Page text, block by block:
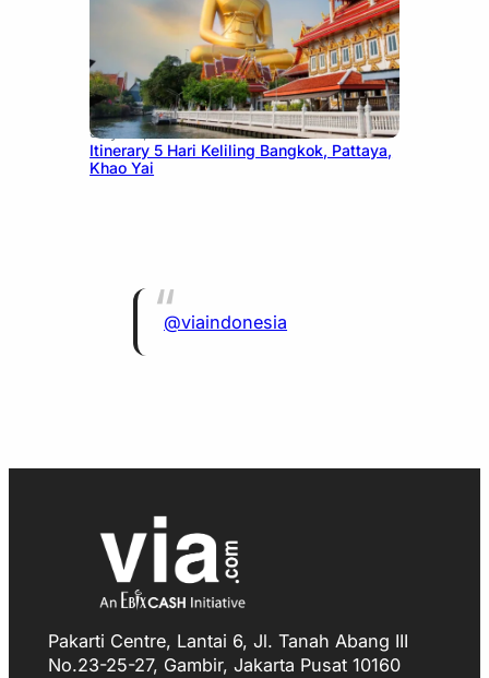
July 20, 2026
Itinerary 5 Hari Keliling Bangkok, Pattaya,
Khao Yai
@viaindonesia
Pakarti Centre, Lantai 6, Jl. Tanah Abang III
No.23-25-27, Gambir, Jakarta Pusat 10160